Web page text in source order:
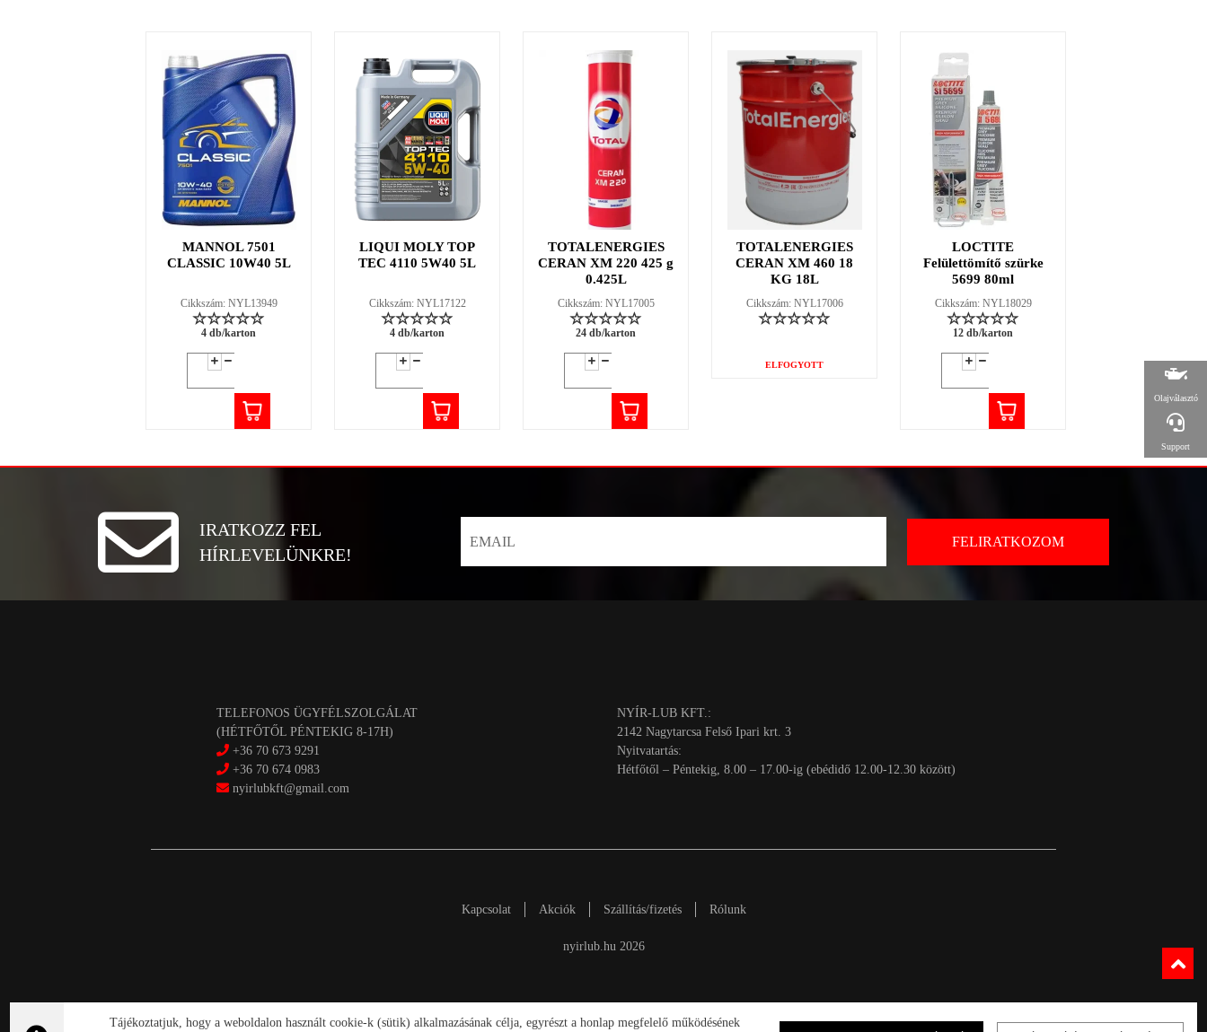
MANNOL 7501
CLASSIC 10W40 5L
Cikkszám: NYL13949
4 db/karton
LIQUI MOLY TOP
TEC 4110 5W40 5L
Cikkszám: NYL17122
4 db/karton
TOTALENERGIES
CERAN XM 220 425 g
0.425L
Cikkszám: NYL17005
24 db/karton
TOTALENERGIES
CERAN XM 460 18
KG 18L
Cikkszám: NYL17006
ELFOGYOTT
LOCTITE
Felülettömítő szürke
5699 80ml
Cikkszám: NYL18029
12 db/karton
IRATKOZZ FEL
HÍRLEVELÜNKRE!
TELEFONOS ÜGYFÉLSZOLGÁLAT
(HÉTFŐTŐL PÉNTEKIG 8-17H)
+36 70 673 9291
+36 70 674 0983
nyirlubkft@gmail.com
NYÍR-LUB KFT.:
2142 Nagytarcsa Felső Ipari krt. 3
Nyitvatartás:
Hétfőtől – Péntekig, 8.00 – 17.00-ig (ebédidő 12.00-12.30 között)
Kapcsolat Akciók Szállítás/fizetés Rólunk
nyirlub.hu 2026
Olajválasztó
Support
Tájékoztatjuk, hogy a weboldalon használt cookie-k (sütik) alkalmazásának célja, egyrészt a honlap megfelelő működésének